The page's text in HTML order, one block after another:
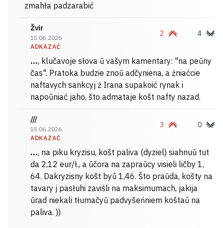
zmahła padzarabić
Žvir
15.06.2026
ADKAZAĆ
2 4
..., klučavoje słova ŭ vašym kamentary: "na peŭny
čas". Pratoka budzie znoŭ adčyniena, a źniaćcie
naftavych sankcyj ź Irana supakoić rynak i
napoŭniać jaho, što admataje košt nafty nazad.
///
15.06.2026
ADKAZAĆ
3 0
..., na piku kryzisu, košt paliva (dyziel) siahnuŭ tut
da 2,12 eur/ł., a ŭčora na zapraŭcy visieli ličby 1,
64. Dakryzisny košt byŭ 1,46. Što praŭda, košty na
tavary j pasłuhi zaviśli na maksimumach, jakija
ŭrad niekali tłumačyŭ padvyšeńniem koštaŭ na
paliva. ))